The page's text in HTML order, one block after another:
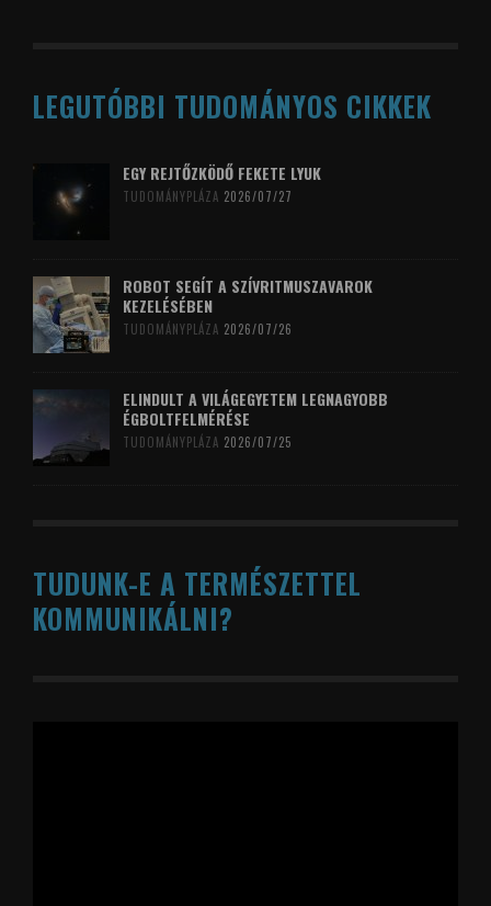
LEGUTÓBBI TUDOMÁNYOS CIKKEK
EGY REJTŐZKÖDŐ FEKETE LYUK
TUDOMÁNYPLÁZA 2026/07/27
ROBOT SEGÍT A SZÍVRITMUSZAVAROK
KEZELÉSÉBEN
TUDOMÁNYPLÁZA 2026/07/26
ELINDULT A VILÁGEGYETEM LEGNAGYOBB
ÉGBOLTFELMÉRÉSE
TUDOMÁNYPLÁZA 2026/07/25
TUDUNK-E A TERMÉSZETTEL
KOMMUNIKÁLNI?